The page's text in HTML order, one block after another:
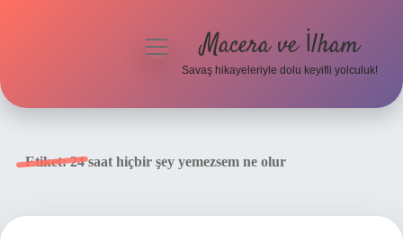
menüyüMacera ve İlham
Savaş hikayeleriyle dolu keyifli yolculuk!
Etiket:24 saat hiçbir şey yemezsem ne olur